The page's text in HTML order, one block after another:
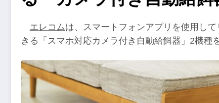
エレコムは、スマートフォンアプリを使用し
きる「スマホ対応カメラ付き自動給餌器」2機種